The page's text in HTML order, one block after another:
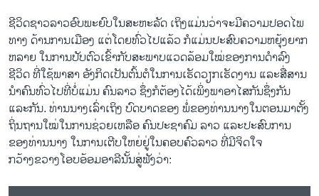
ຊີວິດຊາວລາວອົບພະຍົບໃນສະຫະລັດ ເຖິງແມ່ນວ່າຈະມີຄວາມປອດໄພ
ທາງ ດ້ານການເມືອງ ແຕ່ໂດຍທົ່ວໄປແລ້ວ ກໍແມ່ນປະສົບຄວາມຫຍຸ້ງຍາກ
ຫລາຍ ໃນການປັບຕົວເຂົ້າກັບສະພາບແວດລ້ອມໃໝ່ຂອງການດໍາລົງ
ຊີວິດ ທີ່ໃຊ້ພາສາ ອັງກິດເປັນຕົ້ນຕໍໃນການເຮັດວຽກເຮັດງານ ແລະສື່ສານ
ນໍາຄົນທົ່ວໄປທີ່ບໍ່ແມ່ນ ຄົນລາວ ຊຶ່ງກໍຕ້ອງໄດ້ເພິ່ງພາອາໄສກັນຊຶ່ງກັນ
ແລະກັນ. ທ່ານນາງເລົ່າເຖິງ ບົດບາດຂອງ ພໍ່ຂອງທ່ານນາງໃນຕອນມາຕັ້ງ
ຖິ່ນຖານໃໝ່ໃນການຊ່ວຍເຫລືອ ຄົນປະຊາຄົມ ລາວ ແລະປະສົບການ
ຂອງທ່ານນາງ ໃນການເຕີບໃຫຍ່ຢູ່ໃນຄອບຄົວລາວ ທີ່ມີຈິດໃຈ
ກວ້າງຂວາງໂອບອ້ອມອາລີນັ້ນສູ່ຟັງວ່າ: